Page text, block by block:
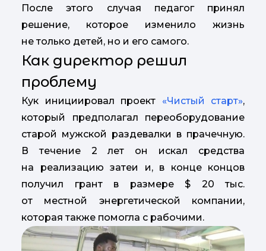
После этого случая педагог принял
решение, которое изменило жизнь
не только детей, но и его самого.
Как директор решил
проблему
Кук инициировал проект «Чистый старт»,
который предполагал переоборудование
старой мужской раздевалки в прачечную.
В течение 2 лет он искал средства
на реализацию затеи и, в конце концов
получил грант в размере $ 20 тыс.
от местной энергетической компании,
которая также помогла с рабочими.